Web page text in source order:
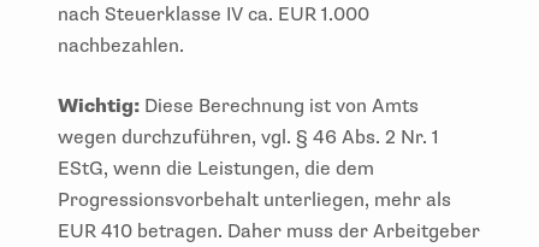
nach Steuerklasse IV ca. EUR 1.000
nachbezahlen.
Wichtig: Diese Berechnung ist von Amts
wegen durchzuführen, vgl. § 46 Abs. 2 Nr. 1
EStG, wenn die Leistungen, die dem
Progressionsvorbehalt unterliegen, mehr als
EUR 410 betragen. Daher muss der Arbeitgeber